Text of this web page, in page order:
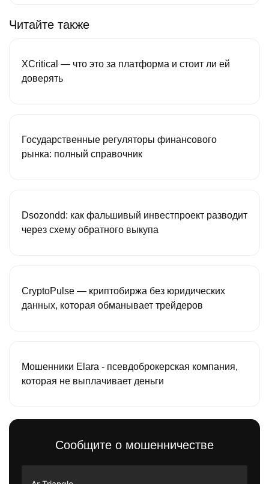
Читайте также
XCritical — что это за платформа и стоит ли ей
доверять
Государственные регуляторы финансового
рынка: полный справочник
Dsozondd: как фальшивый инвестпроект разводит
через схему обратного выкупа
CryptoPulse — криптобиржа без юридических
данных, которая обманывает трейдеров
Мошенники Elara - псевдоброкерская компания,
которая не выплачивает деньги
Сообщите о мошенничестве